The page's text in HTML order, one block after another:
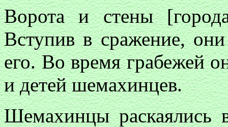
Ворота и стены
Вступив в сражение, они
его. Во время грабежей
и детей шемахинцев.
Шемахинцы раскаялись